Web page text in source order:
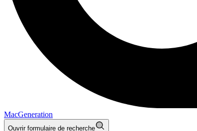
MacGeneration
Ouvrir formulaire de recherche